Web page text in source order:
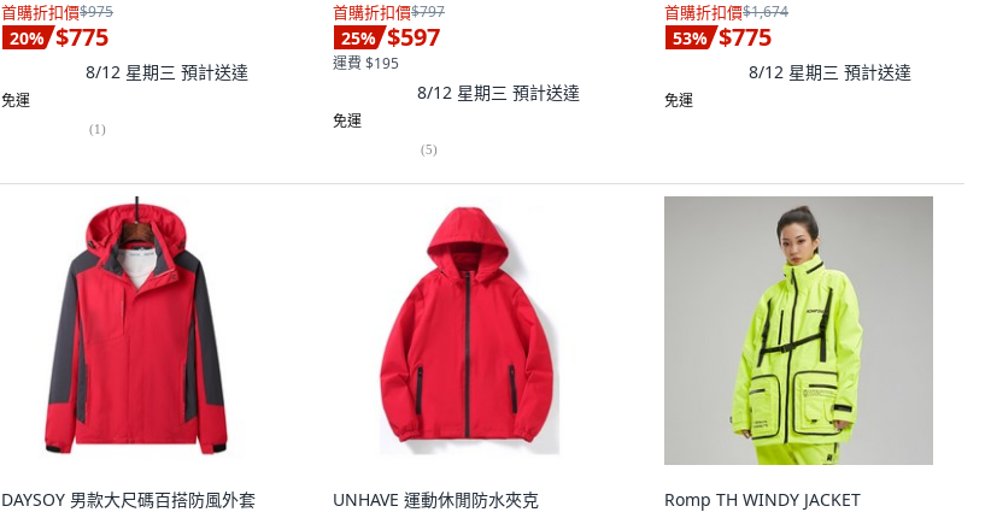
首購折扣價$975
20% $775
8/12 星期三 預計送達
免運
(1)
首購折扣價$797
25% $597
運費 $195
8/12 星期三 預計送達
免運
(5)
首購折扣價$1,674
53% $775
8/12 星期三 預計送達
免運
DAYSOY 男款大尺碼百搭防風外套 UNHAVE 運動休閒防水夾克 Romp TH WINDY JACKET